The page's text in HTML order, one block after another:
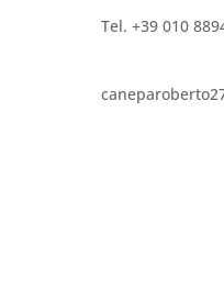
Tel. +39 010